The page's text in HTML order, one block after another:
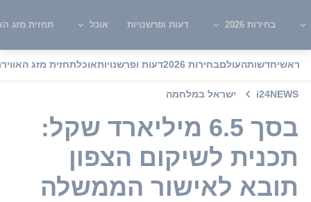
בחירות 2026 דעות ופרשנויות אוכל תחזית מזג
ראשיחדשותהעולםבחירות 2026 דעות ופרשנויותאוכלתחזית מזג האוויר
i24NEWS ישראל במלחמה
בסך 6.5 מיליארד שקל:
תכנית לשיקום הצפון
תובא לאישור הממשלה